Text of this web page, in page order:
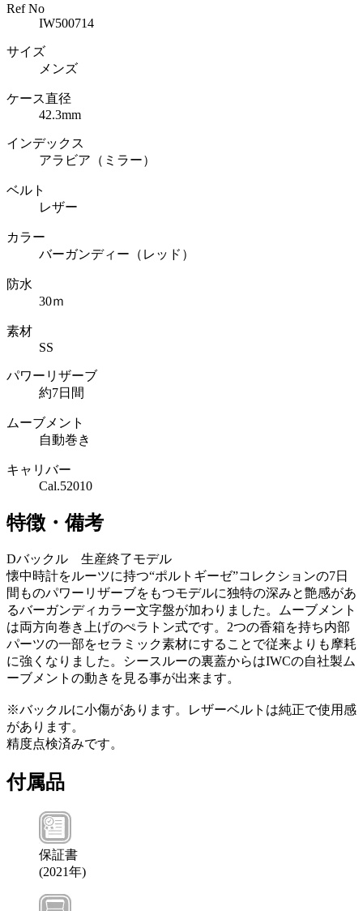
Ref No
IW500714
サイズ
メンズ
ケース直径
42.3mm
インデックス
アラビア（ミラー）
ベルト
レザー
カラー
バーガンディー（レッド）
防水
30ｍ
素材
SS
パワーリザーブ
約7日間
ムーブメント
自動巻き
キャリバー
Cal.52010
特徴・備考
Dバックル 生産終了モデル
懐中時計をルーツに持つ“ポルトギーゼ”コレクションの7日
間ものパワーリザーブをもつモデルに独特の深みと艶感があ
るバーガンディカラー文字盤が加わりました。ムーブメント
は両方向巻き上げのぺラトン式です。2つの香箱を持ち内部
パーツの一部をセラミック素材にすることで従来よりも摩耗
に強くなりました。シースルーの裏蓋からはIWCの自社製ム
ーブメントの動きを見る事が出来ます。
※バックルに小傷があります。レザーベルトは純正で使用感
があります。
精度点検済みです。
付属品
保証書
(2021年)